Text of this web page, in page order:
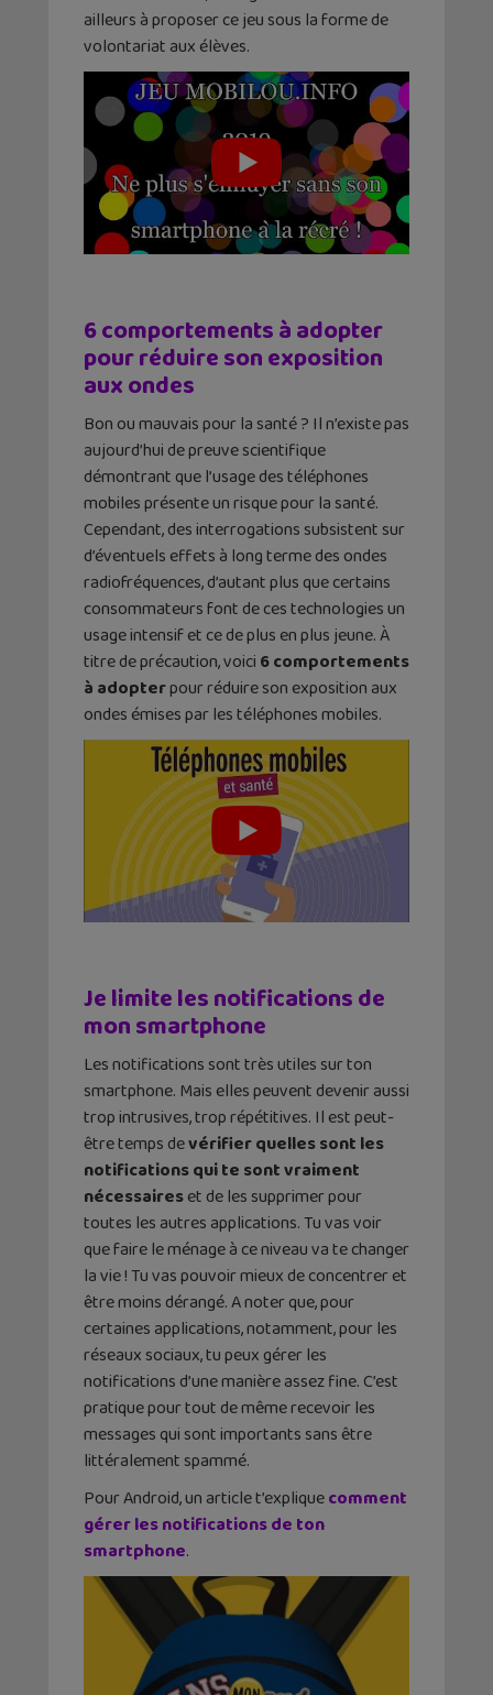
ailleurs à proposer ce jeu sous la forme de
volontariat aux élèves.
6 comportements à adopter
pour réduire son exposition
aux ondes
Bon ou mauvais pour la santé ? Il n’existe pas
aujourd’hui de preuve scientifique
démontrant que l’usage des téléphones
mobiles présente un risque pour la santé.
Cependant, des interrogations subsistent sur
d’éventuels effets à long terme des ondes
radiofréquences, d’autant plus que certains
consommateurs font de ces technologies un
usage intensif et ce de plus en plus jeune. À
titre de précaution, voici 6 comportements
à adopterpour réduire son exposition aux
ondes émises par les téléphones mobiles.
Je limite les notifications de
mon smartphone
Les notifications sont très utiles sur ton
smartphone. Mais elles peuvent devenir aussi
trop intrusives, trop répétitives. Il est peut-
être temps devérifier quelles sont les
notifications qui te sont vraiment
nécessaireset de les supprimer pour
toutes les autres applications. Tu vas voir
que faire le ménage à ce niveau va te changer
la vie ! Tu vas pouvoir mieux de concentrer et
être moins dérangé. A noter que, pour
certaines applications, notamment, pour les
réseaux sociaux, tu peux gérer les
notifications d’une manière assez fine. C’est
pratique pour tout de même recevoir les
messages qui sont importants sans être
littéralement spammé.
Pour Android, un article t’expliquecomment
gérer les notifications de ton
smartphone.